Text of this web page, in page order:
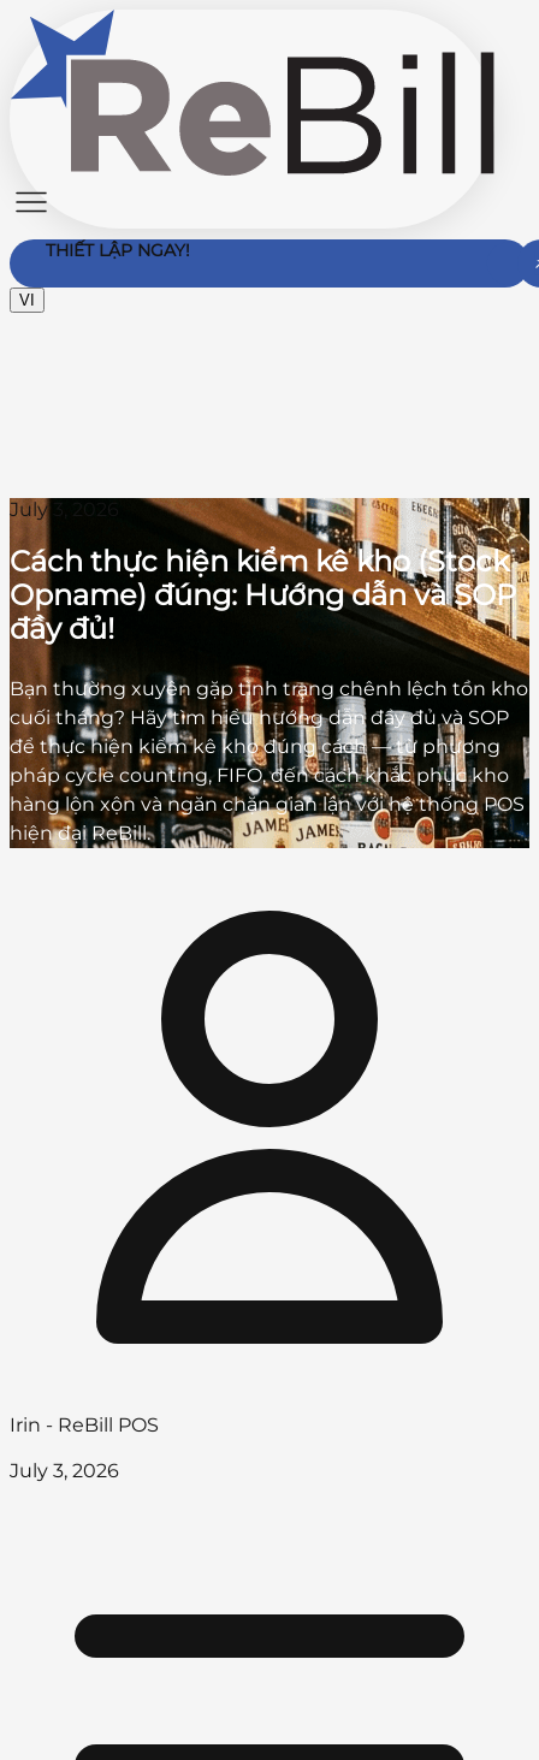
THIẾT LẬP NGAY!
VI
July 3, 2026
Cách thực hiện kiểm kê kho (Stock
Opname) đúng: Hướng dẫn và SOP
đầy đủ!
Bạn thường xuyên gặp tình trạng chênh lệch tồn kho
cuối tháng? Hãy tìm hiểu hướng dẫn đầy đủ và SOP
để thực hiện kiểm kê kho đúng cách — từ phương
pháp cycle counting, FIFO, đến cách khắc phục kho
hàng lộn xộn và ngăn chặn gian lận với hệ thống POS
hiện đại ReBill.
Irin - ReBill POS
July 3, 2026